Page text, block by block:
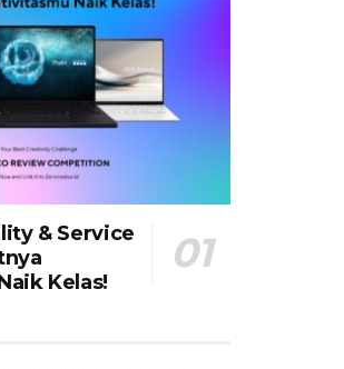
& Service
Kelas!